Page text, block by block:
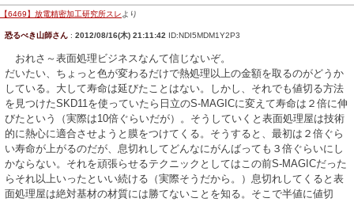
【6469】放電精密加工研究所スレ より
恐るべき山師さん : 2012/08/16(木) 21:11:42 ID:NDI5MDM1Y2P3
おれさ～表面処理ビジネスなんて信じないぞ。
だいたい、ちょっと色が変わるだけで熱処理以上の金額を取るのがどうか
している。大して寿命は延びたことはない。しかし、それでも値切る方法
を見つけたSKD11を使っていたら日立のS-MAGICに変えて寿命は２倍に伸
びたという（実際は10倍ぐらいだが）。そうしていくと表面処理屋は技術
的に熱心に適合させようと膜をつけてくる。そうすると、最初は２倍ぐら
い寿命が上がるのだが、息切れしてどんなにがんばっても３倍ぐらいにし
かならない。それを頑張らせるテクニックとしてはこの前S-MAGICだった
らそれ以上いったといい続ける（実際そうだから。）息切れしてくると表
面処理屋は絶対基材の材質には勝てないことを知る。そこで半値に値切